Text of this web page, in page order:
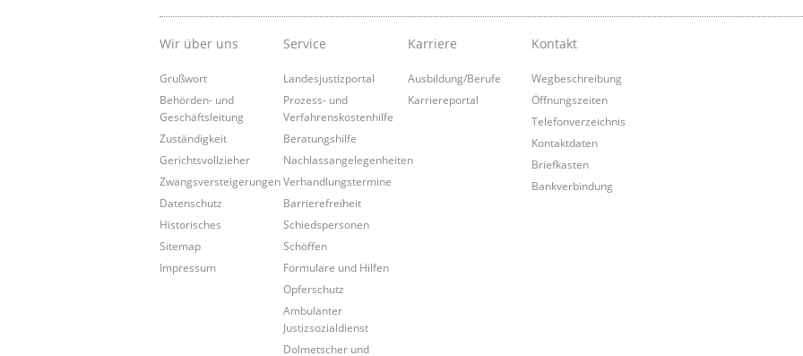
Wir über uns
Grußwort
Behörden- und
Geschäftsleitung
Zuständigkeit
Gerichtsvollzieher
Zwangsversteigerungen
Datenschutz
Historisches
Sitemap
Impressum
Service
Landesjustizportal
Prozess- und
Verfahrenskostenhilfe
Beratungshilfe
Nachlassangelegenheiten
Verhandlungstermine
Barrierefreiheit
Schiedspersonen
Schöffen
Formulare und Hilfen
Opferschutz
Ambulanter
Justizsozialdienst
Dolmetscher und
Karriere
Ausbildung/Berufe
Karriereportal
Kontakt
Wegbeschreibung
Öffnungszeiten
Telefonverzeichnis
Kontaktdaten
Briefkasten
Bankverbindung